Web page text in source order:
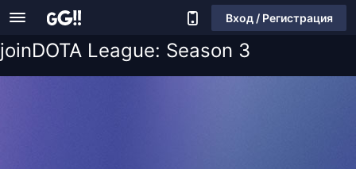
Вход / Регистрация
joinDOTA League: Season 3